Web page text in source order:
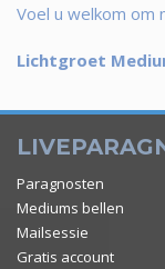
Voel u welkom om
Lichtgroet
Paragnosten
Mediums bellen
Mailsessie
Gratis account